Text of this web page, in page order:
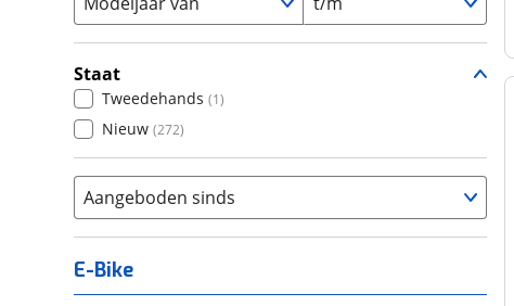
Staat
Tweedehands (1)
Nieuw (272)
Aangeboden sinds
E-Bike